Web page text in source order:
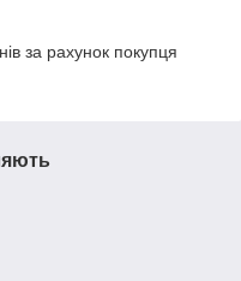
за рахунок покупця